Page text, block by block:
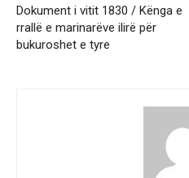
Dokument i vitit 1830 / Kënga e
rrallë e marinarëve ilirë për
bukuroshet e tyre